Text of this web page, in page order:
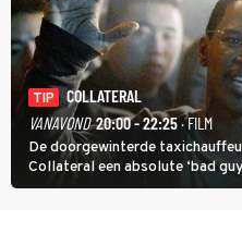
TIP
COLLATERAL
VANAVOND 20:00 - 22:25· FILM
De doorgewinterde
Collateral een absolute ‘bad
Cruise) heeft hem nodig om